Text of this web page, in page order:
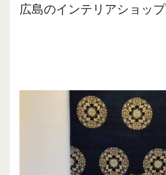
広島のインテリアショッ